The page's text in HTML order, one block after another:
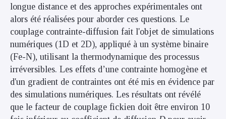
longue distance et des approches expérimentales ont
alors été réalisées pour aborder ces questions. Le
couplage contrainte-diffusion fait l'objet de simulations
numériques (1D et 2D), appliqué à un système binaire
(Fe-N), utilisant la thermodynamique des processus
irréversibles. Les effets d’une contrainte homogène et
d'un gradient de contraintes ont été mis en évidence par
des simulations numériques. Les résultats ont révélé
que le facteur de couplage fickien doit être environ 10